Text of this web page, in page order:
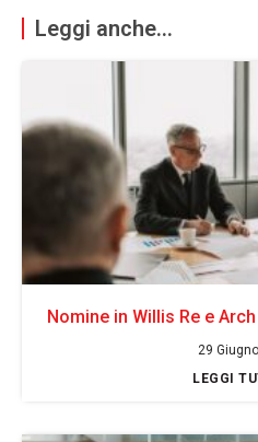
Leggi anche...
Nomine in Willis Re e
29
LEGGI